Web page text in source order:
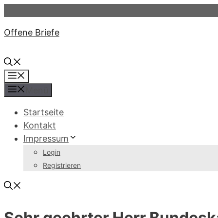
springen
Offene Briefe
Startseite
Kontakt
Impressum
Login
Registrieren